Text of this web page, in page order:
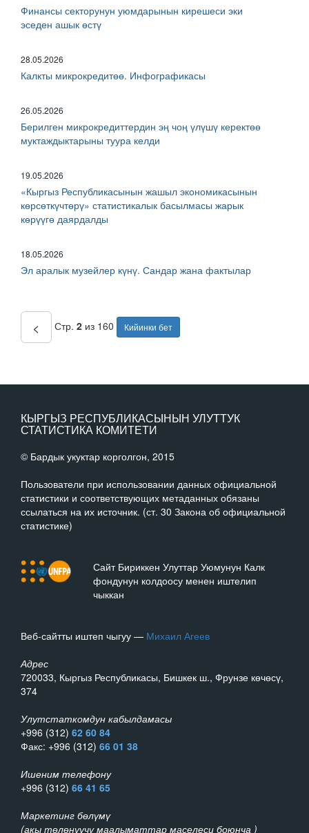
Финансы секторунун уюмдарынын кирешеси эки
эседен ашык өстү
28.05.2026
Калкты микрокредитөө. Инфографикасы
26.05.2026
Берилген микрокредиттердин эң чоң үлүшү керектөө
муктаждыктарыны туура келди
19.05.2026
«Кыргыз Республикасынын жашыл экономикасынын
көрсөткүчтөрү» статистикалык басылмасы жарык
көрүүгө даярдалды
18.05.2026
Эл аралык музейлер күнү. Сандар жана фактылар
< Стр. 2 из 160 Кийинки бет
КЫРГЫЗ РЕСПУБЛИКАСЫНЫН УЛУТТУК
СТАТИСТИКА КОМИТЕТИ
© Бардык укуктар корголгон, 2015
Пользователи при использовании данных официальной
статистики и соответствующих метаданных обязаны
ссылаться на их источник. (ст. 30 Закона об официальной
статистике)
Сайт Бириккен Улуттар Уюмунун Калк
фондунун колдоосу менен иштелип
чыккан
Веб-сайтты иштеп чыгуу — Михаил Агеев
Адрес
720033, Кыргыз Республикасы, Бишкек ш., Фрунзе көчөсү,
374
Улутстаткомдун кабылдамасы
+996 (312) 62 60 84
Факс: +996 (312) 66 01 38
Ишеним телефону
+996 (312) 66 41 65
Маркетинг бөлүмү
(акы төлөнүүчү маалыматтар маселеси боюнча )